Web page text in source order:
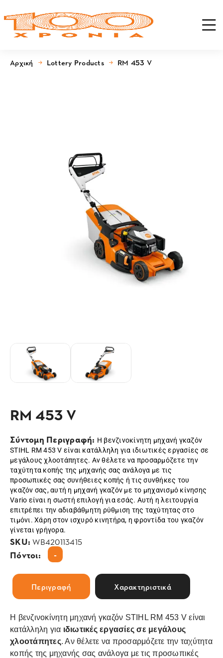
Αρχική Lottery Products RM 453 V
RM 453 V
Σύντομη Περιγραφή: Η βενζινοκίνητη μηχανή γκαζόν
STIHL RM 453 V είναι κατάλληλη για ιδιωτικές εργασίες σε
μεγάλους χλοοτάπητες. Αν θέλετε να προσαρμόζετε την
ταχύτητα κοπής της μηχανής σας ανάλογα με τις
προσωπικές σας συνήθειες κοπής ή τις συνθήκες του
γκαζόν σας, αυτή η μηχανή γκαζόν με το μηχανισμό κίνησης
Vario είναι η σωστή επιλογή για εσάς. Αυτή η λειτουργία
επιτρέπει την αδιαβάθμητη ρύθμιση της ταχύτητας στο
τιμόνι. Χάρη στον ισχυρό κινητήρα, η φροντίδα του γκαζόν
γίνεται γρήγορα.
SKU:WB420113415
Πόντοι: -
Περιγραφή Χαρακτηριστικά
Η βενζινοκίνητη μηχανή γκαζόν STIHL RM 453 V είναι
κατάλληλη για ιδιωτικές εργασίες σε μεγάλους
χλοοτάπητες. Αν θέλετε να προσαρμόζετε την ταχύτητα
κοπής της μηχανής σας ανάλογα με τις προσωπικές